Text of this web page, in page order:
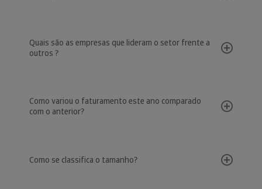
Quais são as empresas que lideram o setor frente a
outros ?
Como variou o faturamento este ano comparado
com o anterior?
Como se classifica o tamanho?